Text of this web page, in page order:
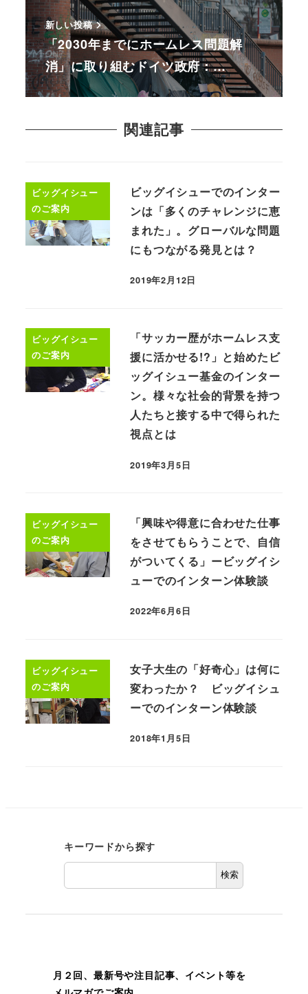
新しい投稿
「2030年までにホームレス問題解
消」に取り組むドイツ政府：…
関連記事
ビッグイシュー
のご案内
ビッグイシューでのインター
ンは「多くのチャレンジに恵
まれた」。グローバルな問題
にもつながる発見とは？
2019年2月12日
ビッグイシュー
のご案内
「サッカー歴がホームレス支
援に活かせる!?」と始めたビ
ッグイシュー基金のインター
ン。様々な社会的背景を持つ
人たちと接する中で得られた
視点とは
2019年3月5日
ビッグイシュー
のご案内
「興味や得意に合わせた仕事
をさせてもらうことで、自信
がついてくる」ービッグイシ
ューでのインターン体験談
2022年6月6日
ビッグイシュー
のご案内
女子大生の「好奇心」は何に
変わったか？ ビッグイシュ
ーでのインターン体験談
2018年1月5日
キーワードから探す
検索
月２回、最新号や注目記事、イベント等を